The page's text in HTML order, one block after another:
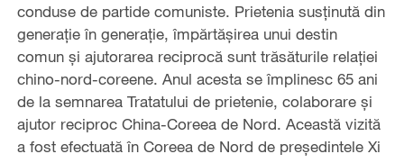
conduse de partide comuniste. Prietenia susținută din
generație în generație, împărtășirea unui destin
comun și ajutorarea reciprocă sunt trăsăturile relației
chino-nord-coreene. Anul acesta se împlinesc 65 ani
de la semnarea Tratatului de prietenie, colaborare și
ajutor reciproc China-Coreea de Nord. Această vizită
a fost efectuată în Coreea de Nord de președintele Xi